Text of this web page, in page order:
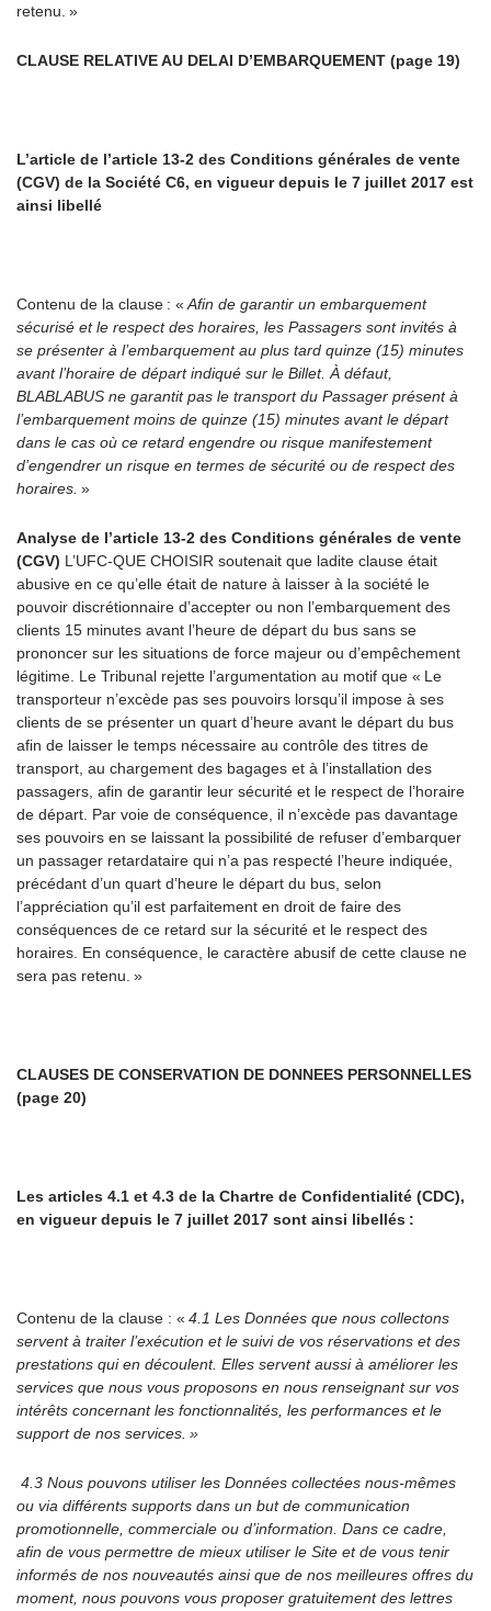
retenu. »
CLAUSE RELATIVE AU DELAI D’EMBARQUEMENT (page 19)
L’article de l’article 13-2 des Conditions générales de vente
(CGV) de la Société C6, en vigueur depuis le 7 juillet 2017 est
ainsi libellé
Contenu de la clause : « Afin de garantir un embarquement
sécurisé et le respect des horaires, les Passagers sont invités à
se présenter à l’embarquement au plus tard quinze (15) minutes
avant l’horaire de départ indiqué sur le Billet. À défaut,
BLABLABUS ne garantit pas le transport du Passager présent à
l’embarquement moins de quinze (15) minutes avant le départ
dans le cas où ce retard engendre ou risque manifestement
d’engendrer un risque en termes de sécurité ou de respect des
horaires. »
Analyse de l’article 13-2 des Conditions générales de vente
(CGV) L’UFC-QUE CHOISIR soutenait que ladite clause était
abusive en ce qu’elle était de nature à laisser à la société le
pouvoir discrétionnaire d’accepter ou non l’embarquement des
clients 15 minutes avant l’heure de départ du bus sans se
prononcer sur les situations de force majeur ou d’empêchement
légitime. Le Tribunal rejette l’argumentation au motif que « Le
transporteur n’excède pas ses pouvoirs lorsqu’il impose à ses
clients de se présenter un quart d’heure avant le départ du bus
afin de laisser le temps nécessaire au contrôle des titres de
transport, au chargement des bagages et à l’installation des
passagers, afin de garantir leur sécurité et le respect de l’horaire
de départ. Par voie de conséquence, il n’excède pas davantage
ses pouvoirs en se laissant la possibilité de refuser d’embarquer
un passager retardataire qui n’a pas respecté l’heure indiquée,
précédant d’un quart d’heure le départ du bus, selon
l’appréciation qu’il est parfaitement en droit de faire des
conséquences de ce retard sur la sécurité et le respect des
horaires. En conséquence, le caractère abusif de cette clause ne
sera pas retenu. »
CLAUSES DE CONSERVATION DE DONNEES PERSONNELLES
(page 20)
Les articles 4.1 et 4.3 de la Chartre de Confidentialité (CDC),
en vigueur depuis le 7 juillet 2017 sont ainsi libellés :
Contenu de la clause : « 4.1 Les Données que nous collectons
servent à traiter l’exécution et le suivi de vos réservations et des
prestations qui en découlent. Elles servent aussi à améliorer les
services que nous vous proposons en nous renseignant sur vos
intérêts concernant les fonctionnalités, les performances et le
support de nos services. »
4.3 Nous pouvons utiliser les Données collectées nous-mêmes
ou via différents supports dans un but de communication
promotionnelle, commerciale ou d’information. Dans ce cadre,
afin de vous permettre de mieux utiliser le Site et de vous tenir
informés de nos nouveautés ainsi que de nos meilleures offres du
moment, nous pouvons vous proposer gratuitement des lettres